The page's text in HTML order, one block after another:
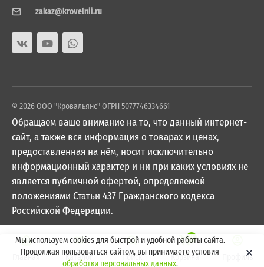
zakaz@krovelnii.ru
© 2026 ООО "Кровальянс" ОГРН 5077746334661
Обращаем ваше внимание на то, что данный интернет-
сайт, а также вся информация о товарах и ценах,
предоставленная на нём, носит исключительно
информационный характер и ни при каких условиях не
является публичной офертой, определяемой
положениями Статьи 437 Гражданского кодекса
Российской Федерации.
Мы используем cookies для быстрой и удобной работы сайта.
Продолжая пользоваться сайтом, вы принимаете условия
обработки персональных данных.
Главная Каталог Поиск
0
Корзина Профиль